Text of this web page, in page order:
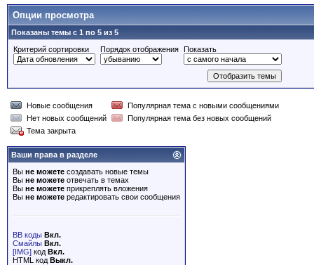
Опции просмотра
Показаны темы с 1 по 5 из 5
Критерий сортировки
Порядок отображения Показать
Новые сообщения
Популярная тема с новыми сообщениями
Нет новых сообщений
Популярная тема без новых сообщений
Тема закрыта
Ваши права в разделе
Вы не можете создавать новые темы
Вы не можете отвечать в темах
Вы не можете прикреплять вложения
Вы не можете редактировать свои сообщения
BB коды Вкл.
Смайлы Вкл.
[IMG] код Вкл.
HTML код Выкл.